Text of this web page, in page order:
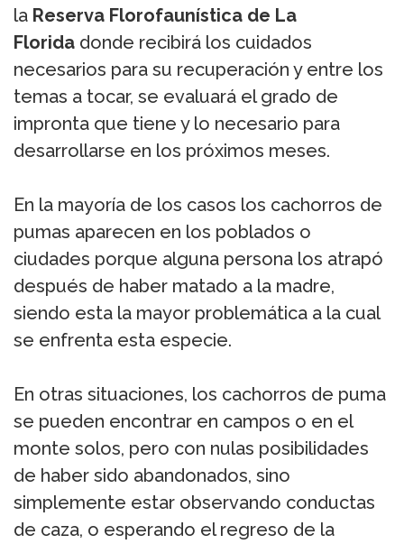
la Reserva Florofaunística de La
Florida donde recibirá los cuidados
necesarios para su recuperación y entre los
temas a tocar, se evaluará el grado de
impronta que tiene y lo necesario para
desarrollarse en los próximos meses.
En la mayoría de los casos los cachorros de
pumas aparecen en los poblados o
ciudades porque alguna persona los atrapó
después de haber matado a la madre,
siendo esta la mayor problemática a la cual
se enfrenta esta especie.
En otras situaciones, los cachorros de puma
se pueden encontrar en campos o en el
monte solos, pero con nulas posibilidades
de haber sido abandonados, sino
simplemente estar observando conductas
de caza, o esperando el regreso de la